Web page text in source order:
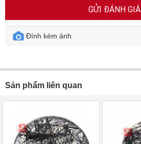
GỬI ĐÁNH GIÁ
Đính kèm ảnh
Sản phẩm liên quan